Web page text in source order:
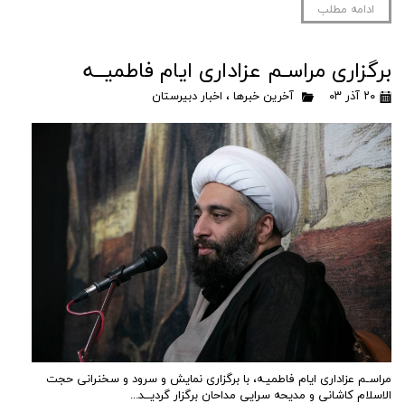
ادامه مطلب
برگزاری مراسـم عزاداری ایام فاطمیــه
۲۰ آذر ۰۳ آخرین خبرها ، اخبار دبیرستان
مراسـم عزاداری ایام فاطمیـه، با برگزاری نمایش و سرود و سخنرانی حجت
الاسلام کاشانی و مدیحه سرایی مداحان برگزار گردیــد...